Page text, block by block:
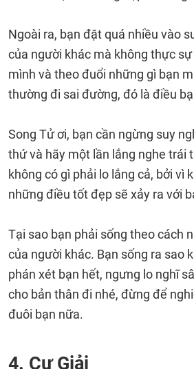
Ngoài ra, bạn đặt quá nhiều vào
của người khác mà không thực
mình và theo đuổi những gì bạn
thường đi sai đường, đó là điều
Song Tử ơi, bạn cần ngừng suy
thứ và hãy một lần lắng nghe trái
không có gì phải lo lắng cả, bởi vì
những điều tốt đẹp sẽ xảy ra với
Tại sao bạn phải sống theo cách
của người khác. Bạn sống ra sao
phán xét bạn hết, ngưng lo nghĩ
cho bản thân đi nhé, đừng để
đuôi bạn nữa.
4. Cự Giải